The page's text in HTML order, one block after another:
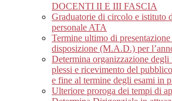
DOCENTI II E III FASCIA
Graduatorie di circolo e istituto
personale ATA
Termine ultimo di presentazione
disposizione (M.A.D.) per
Determina organizzazione
plessi e ricevimento del
e fine al termine degli esami in
Ulteriore proroga dei tempi di